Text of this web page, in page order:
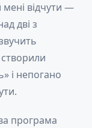
відчути —
дві з
і непогано
програма